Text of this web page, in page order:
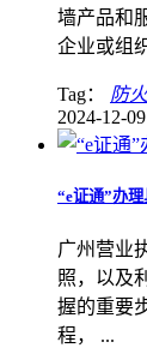
墙产品和
企业或组
Tag：
防
2024-12-09
“e证通”办
广州营业
照，以及
握的重要
程， ...